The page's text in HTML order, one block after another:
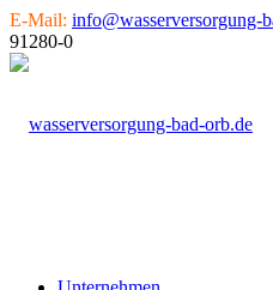
E-Mail: info@wasserversorgung-
91280-0